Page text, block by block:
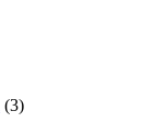
(3)